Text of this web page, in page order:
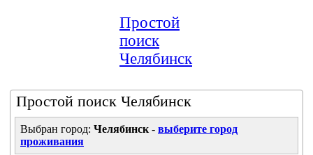
Простой
поиск
Челябинск
Простой поиск Челябинск
Выбран город: Челябинск - выберите город
проживания